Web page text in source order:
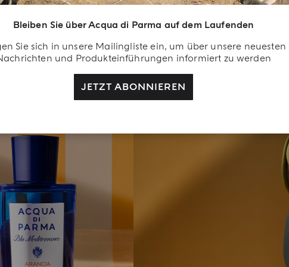
Bleiben Sie über Acqua di Parma auf dem Laufenden
Sie sich in unsere Mailingliste ein, um über unsere neuesten
und Produkteinführungen informiert zu werden
JETZT ABONNIEREN